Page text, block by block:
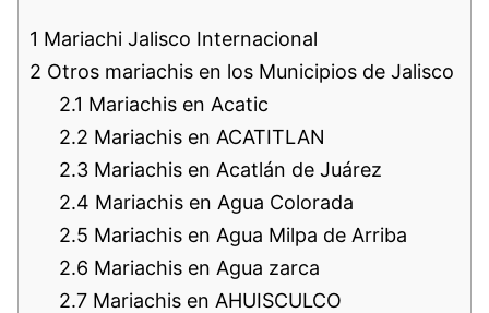
1 Mariachi Jalisco Internacional
2 Otros mariachis en los Municipios de Jalisco
2.1 Mariachis en Acatic
2.2 Mariachis en ACATITLAN
2.3 Mariachis en Acatlán de Juárez
2.4 Mariachis en Agua Colorada
2.5 Mariachis en Agua Milpa de Arriba
2.6 Mariachis en Agua zarca
2.7 Mariachis en AHUISCULCO